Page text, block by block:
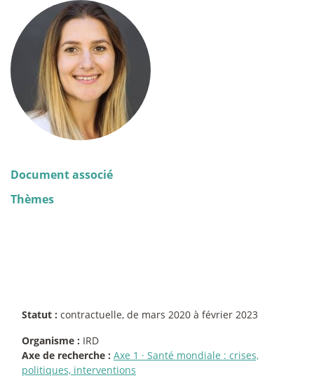
Document associé
Thèmes
Statut : contractuelle, de mars 2020 à février 2023
Organisme : IRD
Axe de recherche : Axe 1 · Santé mondiale : crises,
politiques, interventions